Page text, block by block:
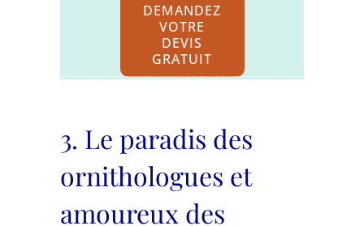
DEMANDEZ
VOTRE
DEVIS
GRATUIT
3. Le paradis des
ornithologues et
amoureux des